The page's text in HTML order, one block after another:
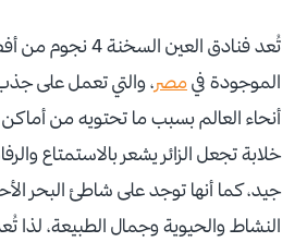
تُعد فنادق العين
الموجودة فيمصر، والتي تعمل على
أنحاء العالم بسبب ما تحتويه من
خلابة تجعل الزائر يشعر بالاستمتاع
جيد، كما أنها توجد على شاطئ البحر
النشاط والحيوية وجمال الطبيعة، لذا